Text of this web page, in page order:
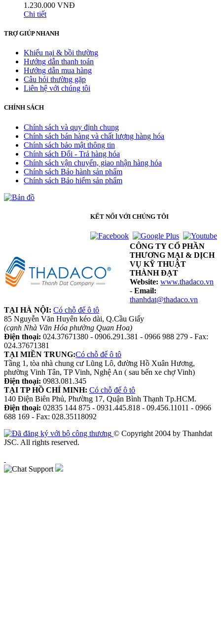
1.230.000 VNĐ
Chi tiết
TRỢ GIÚP NHANH
Khiếu nại & bồi thường
Hướng dẫn thanh toán
Hướng dẫn mua hàng
Câu hỏi thường gặp
Liên hệ với chúng tôi
CHÍNH SÁCH
Chính sách và quy định chung
Chính sách bán hàng và chất lượng hàng hóa
Chính sách bảo mật thông tin
Chính sách Đổi - Trả hàng hóa
Chính sách vận chuyển, giao nhận hàng hóa
Chính sách Bảo hành sản phẩm
Chính sách Bảo hiểm sản phẩm
KẾT NỐI VỚI CHÚNG TÔI
CÔNG TY CỔ PHẦN
THƯƠNG MẠI & DỊCH
VỤ KỸ THUẬT
THÀNH ĐẠT
Website: www.thadaco.vn
- Email:
thanhdat@thadaco.vn
TẠI HÀ NỘI: Có chỗ để ô tô
85 Nguyễn Văn Huyên kéo dài, Q.Cầu Giấy
(cạnh Nhà Văn Hóa phường Quan Hoa)
Điện thoại: 024.37671380 - 0906.291.381 - 0966 988 279 - Fax:
024.37671381
TẠI MIỀN TRUNG:Có chỗ để ô tô
Tầng 1, tòa nhà chung cư Lũng Lô, đường Hồ Xuân Hương,
phường Vinh Tân, TP Vinh, Nghệ An ( sau bến xe chợ Vinh)
Điện thoại: 0983.081.345
TẠI TP HỒ CHÍ MINH: Có chỗ để ô tô
140 Điện Biên Phủ, Phường 17, Quận Bình Thạnh Tp.HCM.
Điện thoại: 02835 144 875 - 0931.445.818 - 09.456.11011 - 0966
688 169 - Fax: 028.35118092
© Copyright 2004 by Thanhdat
JSC. All rights reserved.